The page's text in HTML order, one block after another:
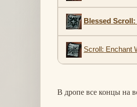
Blessed
Scroll: Enchant
В дропе все концы на